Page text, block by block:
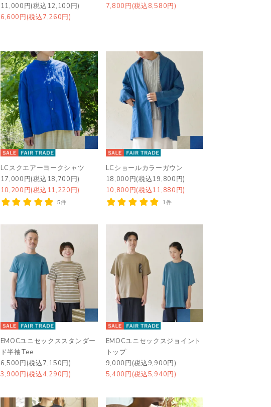
11,000円(税込12,100円)
6,600円(税込7,260円)
7,800円(税込8,580円)
LCスクエアーヨークシャツ
17,000円(税込18,700円)
10,200円(税込11,220円)
5件
LCショールカラーガウン
18,000円(税込19,800円)
10,800円(税込11,880円)
1件
EMOCユニセックススタンダー
ド半袖Tee
6,500円(税込7,150円)
3,900円(税込4,290円)
EMOCユニセックスジョイント
トップ
9,000円(税込9,900円)
5,400円(税込5,940円)